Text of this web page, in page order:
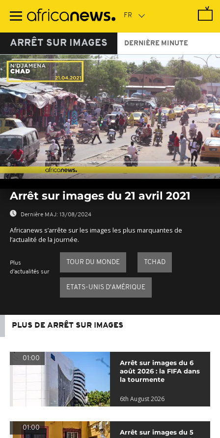
contenu
ARRÊT SUR IMAGES DERNIÈRE MINUTE
seconds
seconds
Arrêt sur images du 21 avril 2021
Dernière MAJ: 13/08/2024
Africanews s’arrête sur les images les plus marquantes de
l’actualité de la journée.
Plus
d'actualités sur
TOUR DU MONDE TCHAD
ETATS-UNIS D'AMÉRIQUE
PLUS DE ARRÊT SUR IMAGES
01:00
Arrêt sur images du 6
août 2026 : la FIFA dans
la tourmente
6th August 2026
01:00
Arrêt sur images du 5